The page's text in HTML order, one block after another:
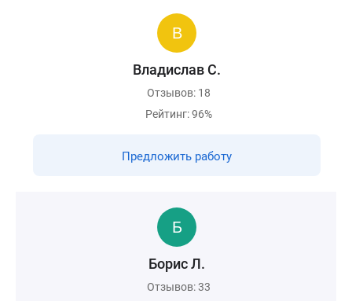
Владислав С.
Отзывов: 18
Рейтинг: 96%
Предложить работу
Борис Л.
Отзывов: 33